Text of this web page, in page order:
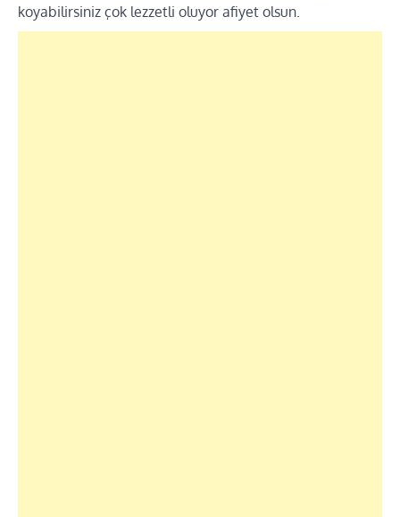
koyabilirsiniz çok lezzetli oluyor afiyet olsun.